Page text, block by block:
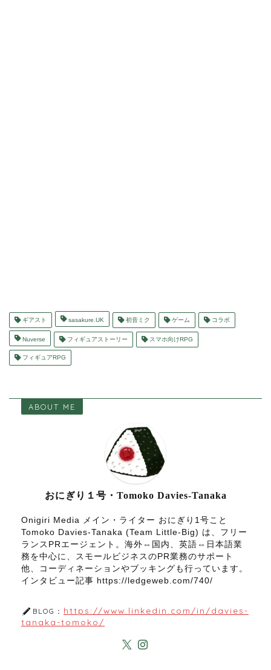
ギアスト sasakure.UK 初音ミク ゲーム コラボ
Nuverse フィギュアストーリー スマホ向けRPG
フィギュアRPG
ABOUT ME
おにぎり１号・Tomoko Davies-Tanaka
Onigiri Media メイン・ライター おにぎり1号こと
Tomoko Davies-Tanaka (Team Little-Big) は、フリー
ランスPRエージェント。海外⇔国内、英語⇔日本語業
務を中心に、スモールビジネスのPR業務のサポート
他、コーディネーションやブッキングも行っています。
インタビュー記事 https://ledgeweb.com/740/
BLOG： https://www.linkedin.com/in/davies-
tanaka-tomoko/